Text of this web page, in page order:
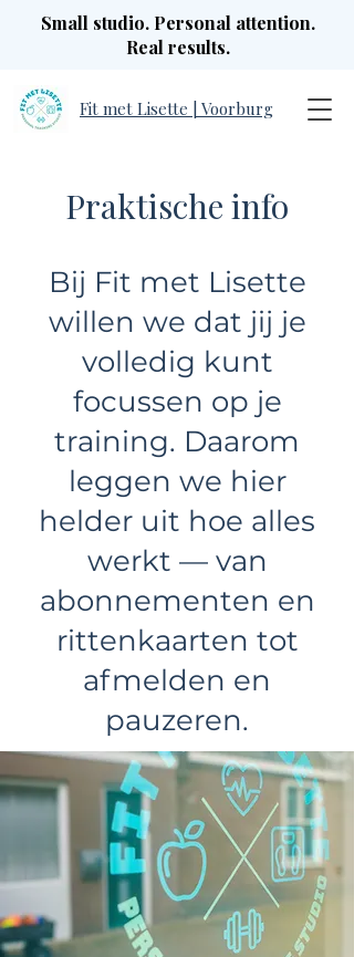
Small studio. Personal attention.
Real results.
Fit met Lisette | Voorburg
Praktische info
Bij Fit met Lisette
willen we dat jij je
volledig kunt
focussen op je
training. Daarom
leggen we hier
helder uit hoe alles
werkt — van
abonnementen en
rittenkaarten tot
afmelden en
pauzeren.